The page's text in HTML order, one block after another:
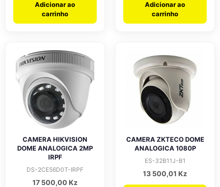
Adicionar ao
carrinho
Adicionar ao
carrinho
CAMERA HIKVISION
DOME ANALOGICA 2MP
IRPF
DS-2CE56D0T-IRPF
17 500,00 Kz
CAMERA ZKTECO DOME
ANALOGICA 1080P
ES-32B11J-B1
13 500,01 Kz